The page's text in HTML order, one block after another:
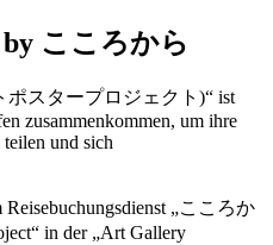
こころから
ポスタープロジェクト)“ ist
zusammenkommen, um ihre
und sich
„こころか
in der „Art Gallery